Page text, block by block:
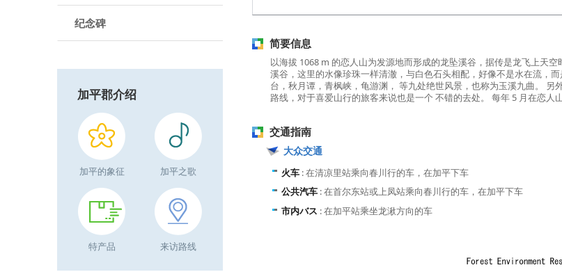
纪念碑
加平郡介绍
加平的象征 加平之歌
特产品 来访路线
简要信息
以海拔 1068 m 的恋人山为发源地而形成的龙坠溪谷，据传是龙飞上天
溪谷，这里的水像珍珠一样清澈，与白色石头相配，好像不是水在流，
台，秋月谭，青枫峡，龟游渊， 等九处绝世风景，也称为玉溪九曲。
路线，对于喜爱山行的旅客来说也是一个 不错的去处。 每年 5 月在恋人
交通指南
大众交通
火车 : 在清凉里站乘向春川行的车，在加平下车
公共汽车 : 在首尔东站或上凤站乘向春川行的车，在加平下车
市内バス : 在加平站乘坐龙湫方向的车